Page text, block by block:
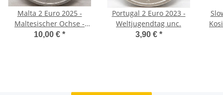
Malta 2 Euro 2025 -
Maltesischer Ochse -
unc
10,00 € *
Portugal 2 Euro 2023 -
Weltjugendtag unc.
3,90 € *